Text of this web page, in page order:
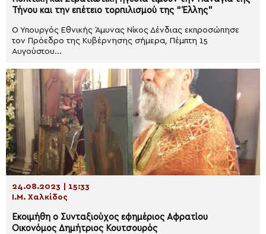
Τήνου και την επέτειο τορπιλισμού της “Έλλης”
Ο Υπουργός Εθνικής Άμυνας Νίκος Δένδιας εκπροσώπησε
τον Πρόεδρο της Κυβέρνησης σήμερα, Πέμπτη 15
Αυγούστου...
24.08.2023 | 15:33
Ι.Μ. Χαλκίδος
Εκοιμήθη ο Συνταξιούχος εφημέριος Αφρατίου
Οικονόμος Δημήτριος Κουτσουρός